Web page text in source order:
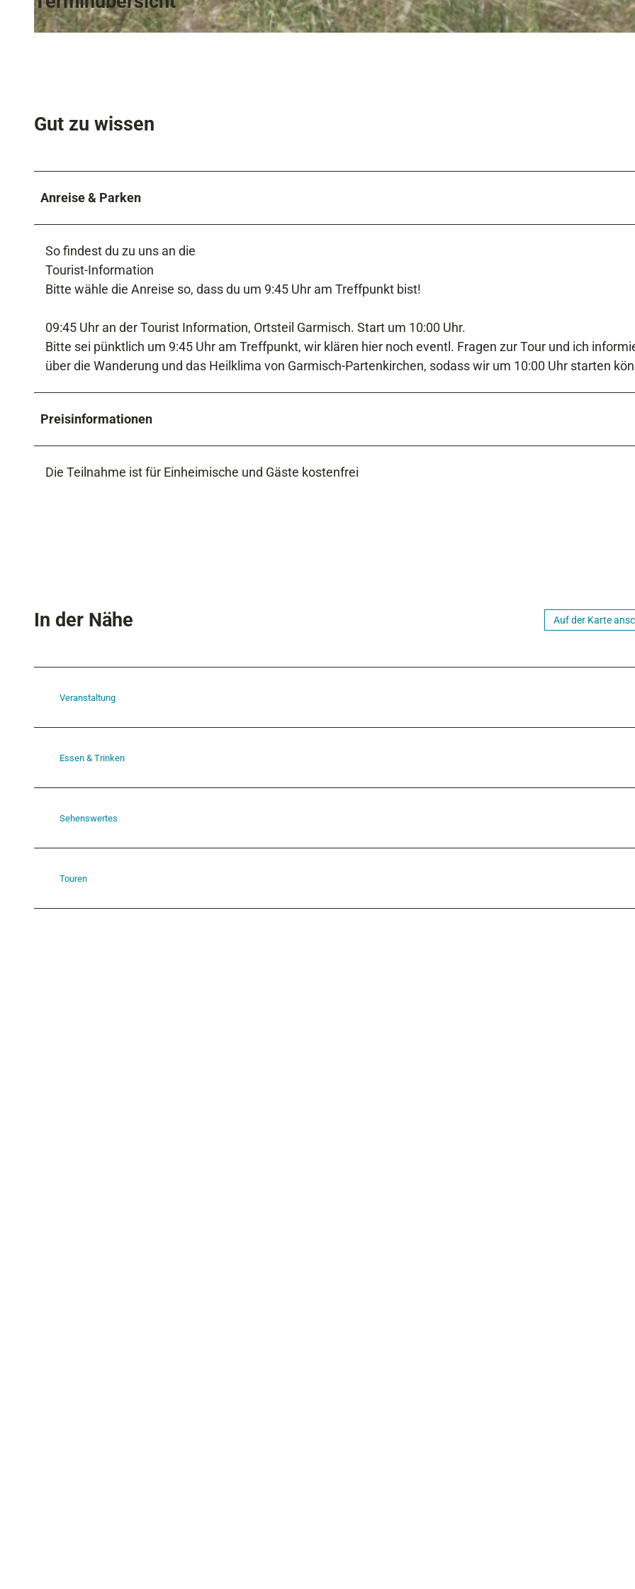
Gut zu wissen
Anreise & Parken
So findest du zu uns an die
Tourist-Information
Bitte wähle die Anreise so, dass du um 9:45 Uhr am Treffpunkt bist!
09:45 Uhr an der Tourist Information, Ortsteil Garmisch. Start um 10:00 Uhr.
Bitte sei pünktlich um 9:45 Uhr am Treffpunkt, wir klären hier noch eventl. Fragen zur Tour und ich
über die Wanderung und das Heilklima von Garmisch-Partenkirchen, sodass wir um 10:00 Uhr starten
Preisinformationen
Die Teilnahme ist für Einheimische und Gäste kostenfrei
In der Nähe Auf der Karte
Veranstaltung
Essen & Trinken
Sehenswertes
Touren